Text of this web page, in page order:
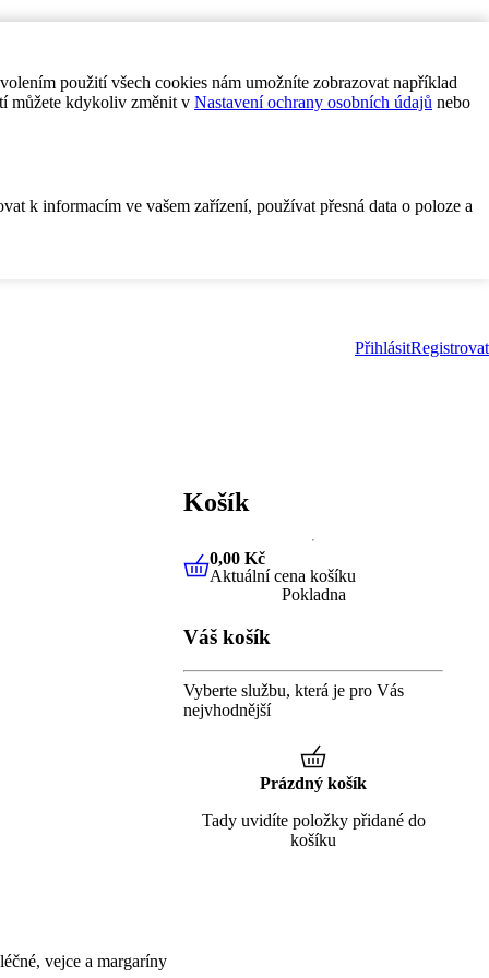
použití všech cookies nám umožníte zobrazovat například
můžete kdykoliv změnit v Nastavení ochrany osobních údajů nebo
k informacím ve vašem zařízení, používat přesná data o poloze a
PřihlásitRegistrovat
vejce a margaríny
Košík
0,00 KčAktuální cena košíku
0,00 Kč
Aktuální cena košíku
Pokladna
Váš košík
Vyberte službu, která je pro Vás
nejvhodnější
Prázdný košík
Tady uvidíte položky přidané do
košíku